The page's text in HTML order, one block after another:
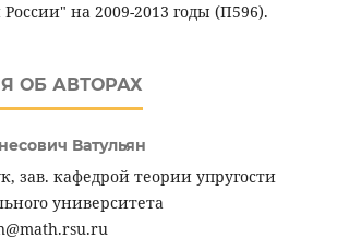
на 2009-2013 годы (П596).
ОБ АВТОРАХ
Ватульян
зав. кафедрой теории упругости
университета